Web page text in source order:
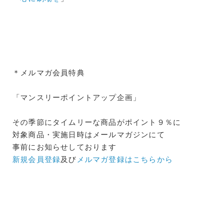
＊メルマガ会員特典
「マンスリーポイントアップ企画」
その季節にタイムリーな商品がポイント９％に
対象商品・実施日時はメールマガジンにて
事前にお知らせしております
新規会員登録及び メルマガ登録はこちらから